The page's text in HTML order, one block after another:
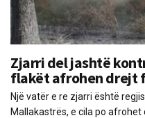
Zjarri del jashtë
flakët afrohen drejt
Një vatër e re zjarri është
Mallakastrës, e cila po afrohet